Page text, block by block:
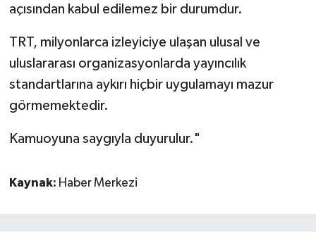
açısından kabul edilemez bir durumdur.
TRT, milyonlarca izleyiciye ulaşan ulusal ve
uluslararası organizasyonlarda yayıncılık
standartlarına aykırı hiçbir uygulamayı mazur
görmemektedir.
Kamuoyuna saygıyla duyurulur."
Kaynak: Haber Merkezi